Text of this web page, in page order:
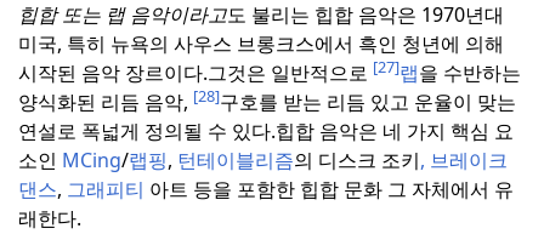
힙합 또는 랩 음악이라고도 불리는 힙합 음악은 1970년대
미국, 특히 뉴욕의 사우스 브롱크스에서 흑인 청년에 의해
시작된 음악 장르이다.그것은 일반적으로 [27]랩을 수반하는
양식화된 리듬 음악, [28]구호를 받는 리듬 있고 운율이 맞는
연설로 폭넓게 정의될 수 있다.힙합 음악은 네 가지 핵심 요
소인 MCing/랩핑, 턴테이블리즘의 디스크 조키, 브레이크
댄스, 그래피티 아트 등을 포함한 힙합 문화 그 자체에서 유
래한다.